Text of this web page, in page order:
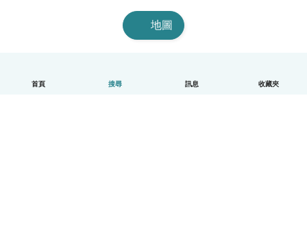
首頁 搜尋 訊息 收藏夾
地圖